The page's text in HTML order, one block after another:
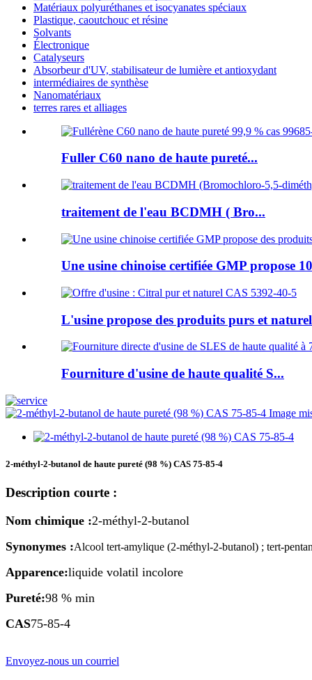
Matériaux polyuréthanes et isocyanates spéciaux
Plastique, caoutchouc et résine
Solvants
Électronique
Catalyseurs
Absorbeur d'UV, stabilisateur de lumière et antioxydant
intermédiaires de synthèse
Nanomatériaux
terres rares et alliages
Fuller C60 nano de haute pureté...
traitement de l'eau BCDMH ( Bro...
Une usine chinoise certifiée GMP propose
L'usine propose des produits purs et
Fourniture d'usine de haute qualité S...
2-méthyl-2-butanol de haute pureté (98 %) CAS 75-85-4
Description courte :
Nom chimique :2-méthyl-2-butanol
Synonymes :Alcool tert-amylique (2-méthyl-2-butanol) ; tert-
Apparence:liquide volatil incolore
Pureté:98 % min
CAS75-85-4
Envoyez-nous un courriel